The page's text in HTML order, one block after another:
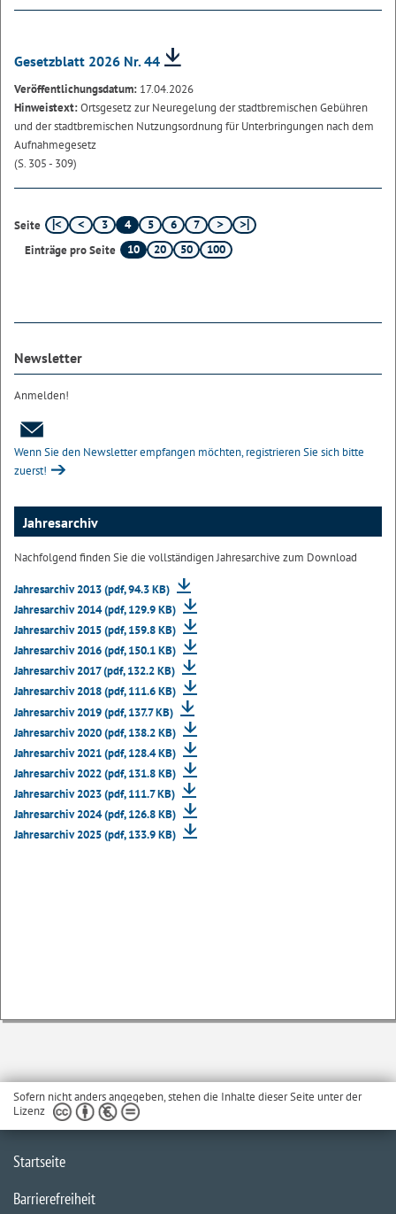
Gesetzblatt 2026 Nr. 44
Veröffentlichungsdatum: 17.04.2026
Hinweistext:Ortsgesetz zur Neuregelung der stadtbremischen Gebühren
und der stadtbremischen Nutzungsordnung für Unterbringungen nach dem
Aufnahmegesetz
(S. 305 - 309)
Seite 3 4 5 6
7
Einträge pro Seite
10 20 50 100
Newsletter
Anmelden!
Wenn Sie den Newsletter empfangen möchten, registrieren Sie sich bitte
zuerst!
Jahresarchiv
Nachfolgend finden Sie die vollständigen Jahresarchive zum Download
Jahresarchiv 2013 (pdf, 94.3 KB)
Jahresarchiv 2014 (pdf, 129.9 KB)
Jahresarchiv 2015 (pdf, 159.8 KB)
Jahresarchiv 2016 (pdf, 150.1 KB)
Jahresarchiv 2017 (pdf, 132.2 KB)
Jahresarchiv 2018 (pdf, 111.6 KB)
Jahresarchiv 2019 (pdf, 137.7 KB)
Jahresarchiv 2020 (pdf, 138.2 KB)
Jahresarchiv 2021 (pdf, 128.4 KB)
Jahresarchiv 2022 (pdf, 131.8 KB)
Jahresarchiv 2023 (pdf, 111.7 KB)
Jahresarchiv 2024 (pdf, 126.8 KB)
Jahresarchiv 2025 (pdf, 133.9 KB)
Sofern nicht anders angegeben, stehen die Inhalte dieser Seite unter der
Lizenz
Startseite
Barrierefreiheit